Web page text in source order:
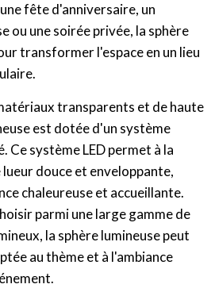
fête d'anniversaire, un
ou une soirée privée, la sphère
transformer l'espace en un lieu
transparents et de haute
est dotée d'un système
Ce système LED permet à la
douce et enveloppante,
chaleureuse et accueillante.
parmi une large gamme de
la sphère lumineuse peut
au thème et à l'ambiance